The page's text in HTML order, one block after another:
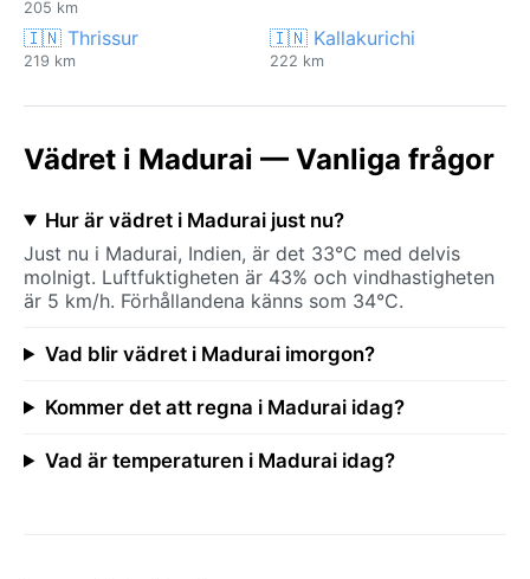
205 km
🇮🇳 Thrissur
219 km
🇮🇳 Kallakurichi
222 km
Vädret i Madurai — Vanliga frågor
Hur är vädret i Madurai just nu?
Just nu i Madurai, Indien, är det 33°C med delvis
molnigt. Luftfuktigheten är 43% och vindhastigheten
är 5 km/h. Förhållandena känns som 34°C.
Vad blir vädret i Madurai imorgon?
Kommer det att regna i Madurai idag?
Vad är temperaturen i Madurai idag?